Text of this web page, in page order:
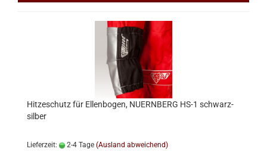
Hitzeschutz für Ellenbogen, NUERNBERG HS-1 schwarz-
silber
Lieferzeit: 2-4 Tage (Ausland abweichend)